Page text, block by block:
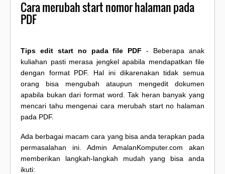
Cara merubah start nomor halaman pada
PDF
Tips edit start no pada file PDF - Beberapa anak
kuliahan pasti merasa jengkel apabila mendapatkan file
dengan format PDF. Hal ini dikarenakan tidak semua
orang bisa mengubah ataupun mengedit dokumen
apabila bukan dari format word. Tak heran banyak yang
mencari tahu mengenai cara merubah start no halaman
pada PDF.
Ada berbagai macam cara yang bisa anda terapkan pada
permasalahan ini. Admin AmalanKomputer.com akan
memberikan langkah-langkah mudah yang bisa anda
ikuti: